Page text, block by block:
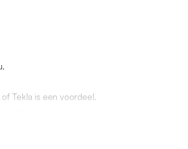
Tekla is een voordeel.
wordt.